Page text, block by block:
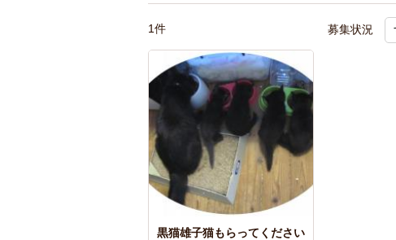
1件 募集状況
黒猫雄子猫もらってください